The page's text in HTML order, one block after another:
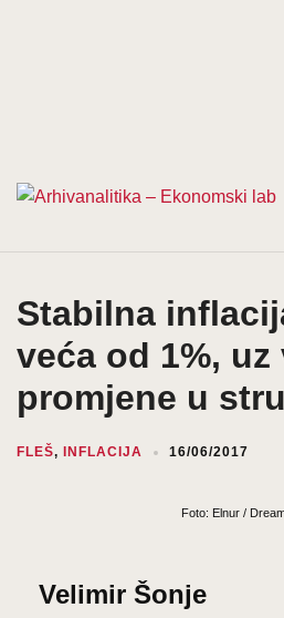
Stabilna
veća od 1%, uz
promjene u
FLEŠ, INFLACIJA 16/06/2017
Foto: Elnur /
Velimir Šonje